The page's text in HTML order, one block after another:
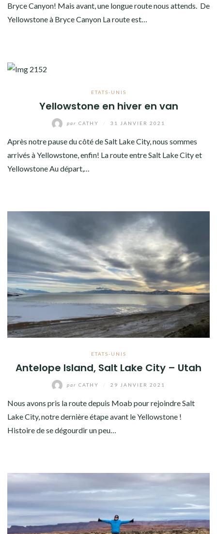
Bryce Canyon! Mais avant, une longue route nous attends. De
Yellowstone à Bryce Canyon La route est…
ETATS-UNIS
Yellowstone en hiver en van
par CATHY 31 JANVIER 2021
Après notre pause du côté de Salt Lake City, nous sommes
arrivés à Yellowstone, enfin! La route entre Salt Lake City et
Yellowstone Au départ,…
ETATS-UNIS
Antelope Island, Salt Lake City – Utah
par CATHY 29 JANVIER 2021
Nous avons pris la route depuis Moab pour rejoindre Salt
Lake City, notre dernière étape avant le Yellowstone !
Histoire de se dégourdir un peu…